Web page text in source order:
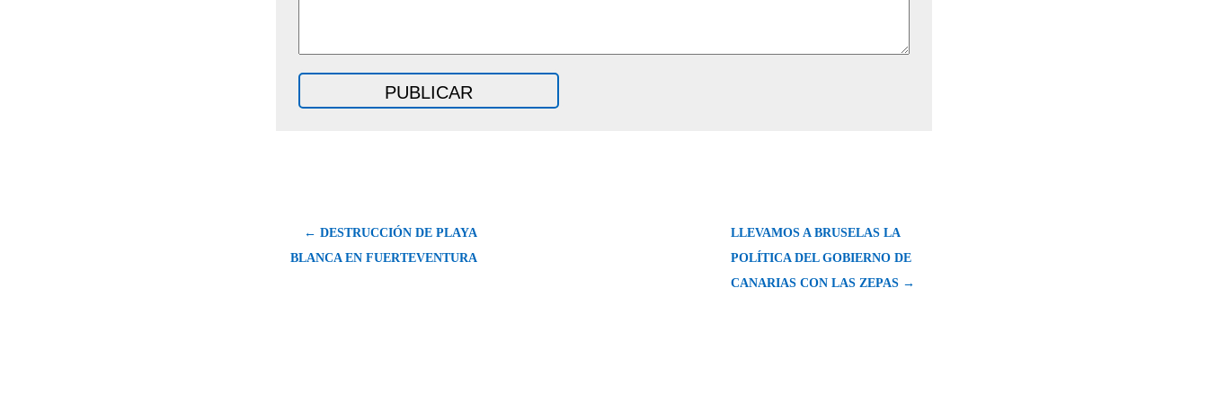
← DESTRUCCIÓN DE PLAYA
BLANCA EN FUERTEVENTURA
LLEVAMOS A BRUSELAS LA
POLÍTICA DEL GOBIERNO DE
CANARIAS CON LAS ZEPAS →